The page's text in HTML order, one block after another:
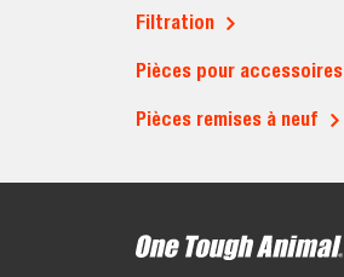
Filtration
Pièces pour accessoires
Pièces remises à neuf